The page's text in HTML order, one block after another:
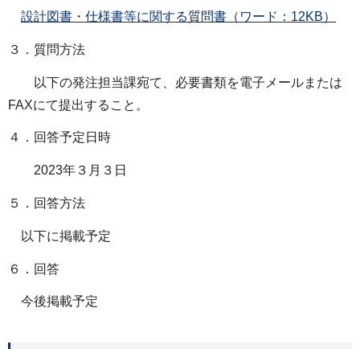
設計図書・仕様書等に関する質問書（ワード：12KB）
３．質問方法
以下の発注担当課宛て、必要書類を電子メールまたは
FAXにて提出すること。
４．回答予定日時
2023年３月３日
５．回答方法
以下に掲載予定
６．回答
今後掲載予定